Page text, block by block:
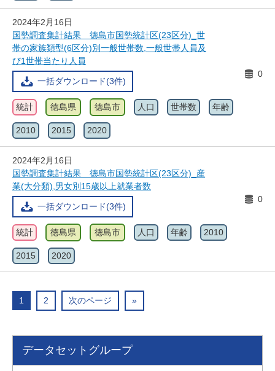
2024年2月16日
国勢調査集計結果 徳島市国勢統計区(23区分)_世
帯の家族類型(6区分)別一般世帯数,一般世帯人員及
び1世帯当たり人員
一括ダウンロード(3件)
0
統計 徳島県 徳島市 人口 世帯数 年齢
2010 2015 2020
2024年2月16日
国勢調査集計結果 徳島市国勢統計区(23区分)_産
業(大分類),男女別15歳以上就業者数
一括ダウンロード(3件)
0
統計 徳島県 徳島市 人口 年齢 2010
2015 2020
1 2 次のページ »
データセットグループ